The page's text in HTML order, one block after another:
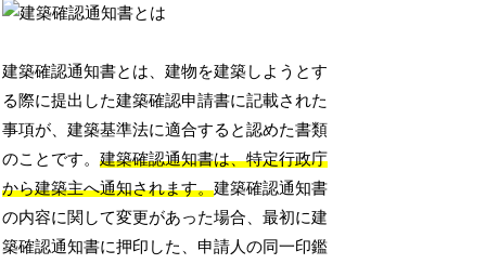
建築確認通知書とは、建物を建築しようとす
る際に提出した建築確認申請書に記載された
事項が、建築基準法に適合すると認めた書類
のことです。建築確認通知書は、特定行政庁
から建築主へ通知されます。建築確認通知書
の内容に関して変更があった場合、最初に建
築確認通知書に押印した、申請人の同一印鑑